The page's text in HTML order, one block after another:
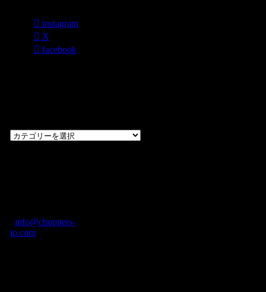
instagram
X
facebook
過
テ
ゴ
info@choppers-
jp.com